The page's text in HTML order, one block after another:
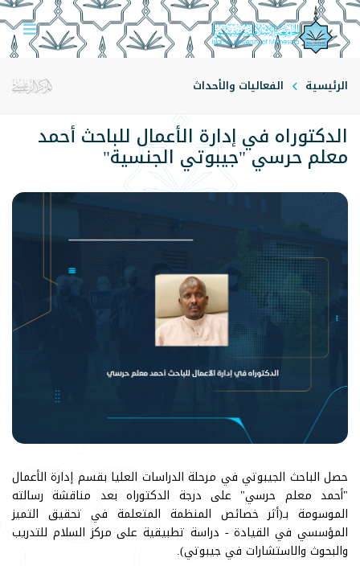
الرئيسية الفعاليات والأحداث
الدكتوراه في إدارة الأعمال للباحث أحمد
معلم حرسي "جيبوتي الجنسية"
حصل الباحث الجيبوتي في مرحلة الدراسات العليا بقسم إدارة الأعمال
"أحمد معلم حرسي" على درجة الدكتوراه بعد مناقشة رسالته
الموسومة بـ(أثر خصائص المنظمة المتعلمة في تحقيق التميز
المؤسسي في القيادة - دراسة تطبيقية على مركز السلام للتدريب
والبحوث والاستشارات في جيبوتي).